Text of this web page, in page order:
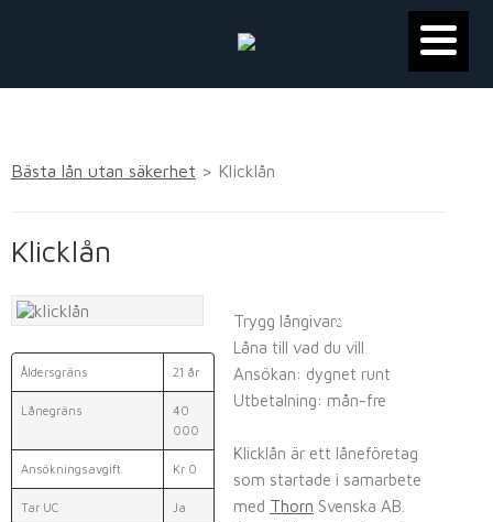
ANSÖK HÄR
Bästa lån utan säkerhet > Klicklån
Klicklån
Åldersgräns 21 år
Lånegräns
40
000
Ansökningsavgift Kr 0
Tar UC Ja
Trygg långivare
Låna till vad du vill
Ansökan: dygnet runt
Utbetalning: mån-fre
Klicklån är ett låneföretag
som startade i samarbete
med Thorn Svenska AB.